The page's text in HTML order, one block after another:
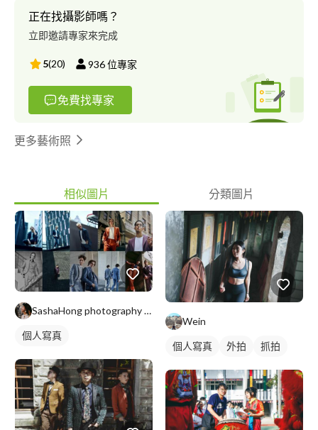
紗主題 2014民視你照亮我星球 劇照師 2012電影親愛的奶奶 劇照
師 地球・環境」四川省攝影大賽銀牌 地球・環境」四川省攝影大
賽銅牌 新人・新作國際書畫攝影兩項優秀獎 與我們聊一段你們故
事 IG artwork_kevin
正在找攝影師嗎？
立即邀請專家來完成
5(20) 936位專家
免費找專家
更多藝術照
相似圖片 分類圖片
SashaHong photography studio
個人寫真
Wein
個人寫真 外拍 抓拍